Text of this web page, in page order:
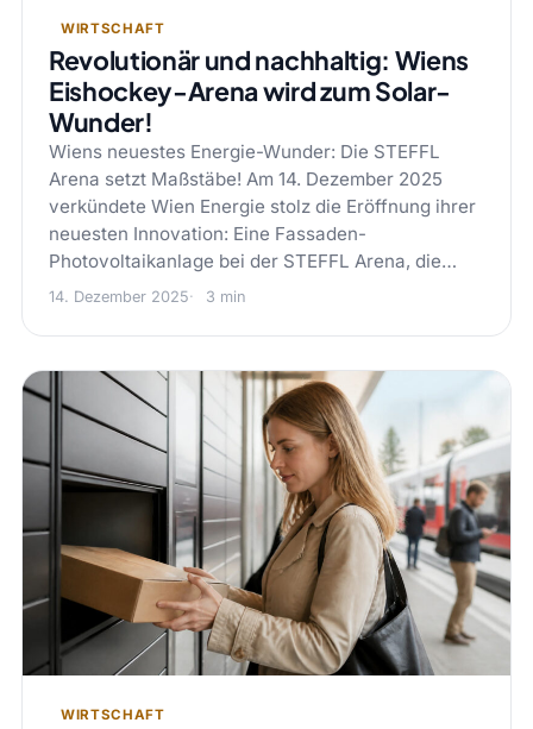
WIRTSCHAFT
Revolutionär und nachhaltig: Wiens
Eishockey-Arena wird zum Solar-
Wunder!
Wiens neuestes Energie-Wunder: Die STEFFL
Arena setzt Maßstäbe! Am 14. Dezember 2025
verkündete Wien Energie stolz die Eröffnung ihrer
neuesten Innovation: Eine Fassaden-
Photovoltaikanlage bei der STEFFL Arena, die…
14. Dezember 2025 3 min
WIRTSCHAFT